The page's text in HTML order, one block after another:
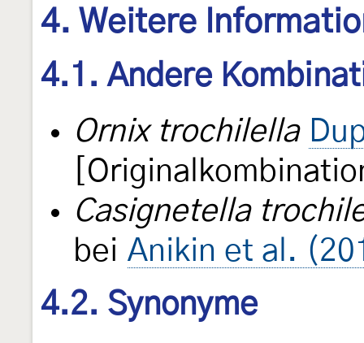
4. Weitere
4.1. Andere
Ornix trochilella
Casignetella
bei Anikin et al.
4.2. Synonyme